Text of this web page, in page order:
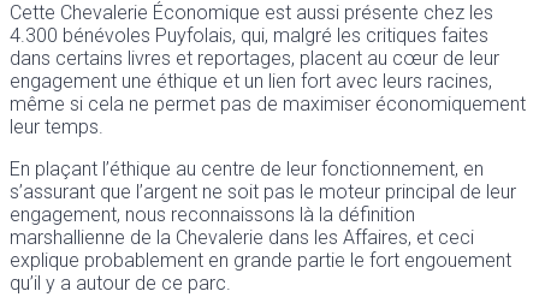
Cette Chevalerie Économique est aussi présente chez les
4.300 bénévoles Puyfolais, qui, malgré les critiques faites
dans certains livres et reportages, placent au cœur de leur
engagement une éthique et un lien fort avec leurs racines,
même si cela ne permet pas de maximiser économiquement
leur temps.
En plaçant l’éthique au centre de leur fonctionnement, en
s’assurant que l’argent ne soit pas le moteur principal de leur
engagement, nous reconnaissons là la définition
marshallienne de la Chevalerie dans les Affaires, et ceci
explique probablement en grande partie le fort engouement
qu’il y a autour de ce parc.